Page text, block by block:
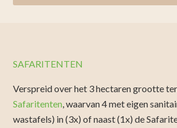
SAFARITENTEN
Verspreid over het 3 hectaren grootte
Safaritenten, waarvan 4 met eigen
wastafels) in (3x) of naast (1x) de